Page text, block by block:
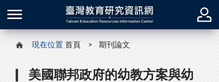
現在位置 首頁 期刊論文
美國聯邦政府的幼教方案與幼